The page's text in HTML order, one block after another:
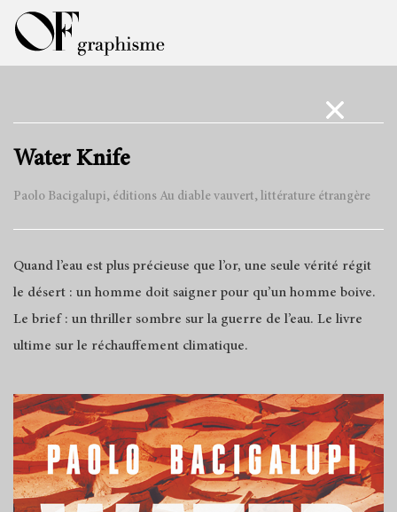
Water Knife
Paolo Bacigalupi, éditions Au diable vauvert, littérature étrangère
Quand l’eau est plus précieuse que l’or, une seule vérité régit
le désert : un homme doit saigner pour qu’un homme boive.
Le brief : un thriller sombre sur la guerre de l’eau. Le livre
ultime sur le réchauffement climatique.